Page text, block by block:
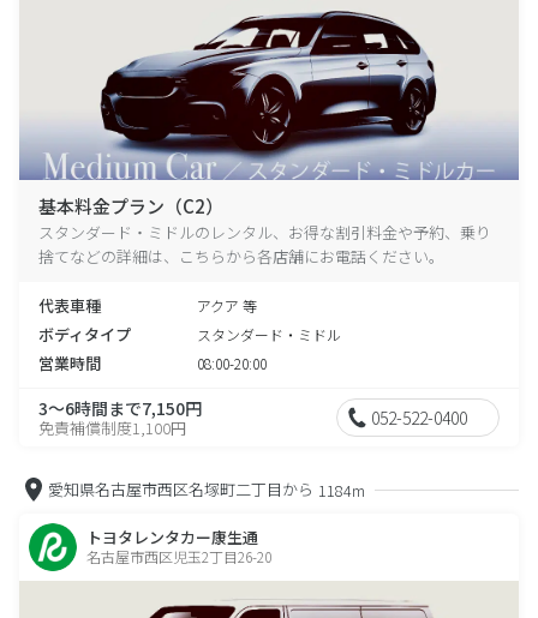
基本料金プラン（C2）
スタンダード・ミドルのレンタル、お得な割引料金や予約、乗り
捨てなどの詳細は、こちらから各店舗にお電話ください。
代表車種 アクア 等
ボディタイプ スタンダード・ミドル
営業時間 08:00-20:00
3～6時間まで7,150円
免責補償制度1,100円 052-522-0400
愛知県名古屋市西区名塚町二丁目から 1184m
トヨタレンタカー康生通
名古屋市西区児玉2丁目26-20